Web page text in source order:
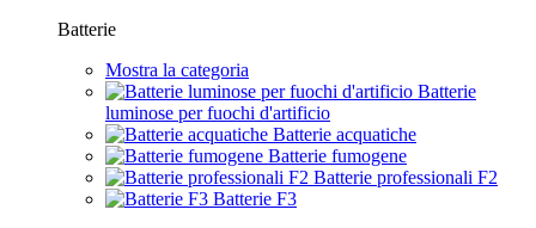
Batterie
Mostra la categoria
Batterie
luminose per fuochi d'artificio
Batterie acquatiche
Batterie fumogene
Batterie professionali F2
Batterie F3